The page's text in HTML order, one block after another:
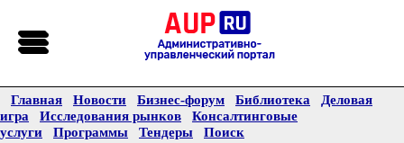
Главная Новости Бизнес-форум Библиотека
Деловая
игра
Исследования рынков
Консалтинговые
услуги
Программы Тендеры Поиск